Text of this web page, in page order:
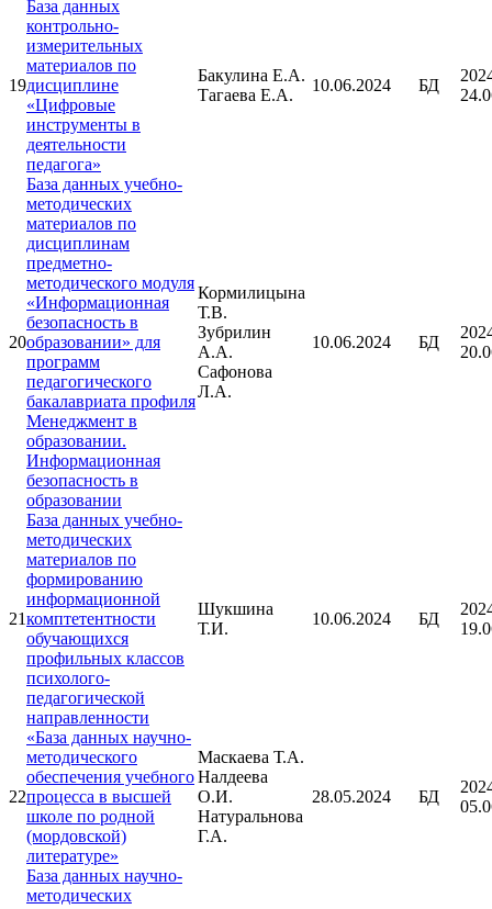
19
База данных
контрольно-
измерительных
материалов по
дисциплине
«Цифровые
инструменты в
деятельности
педагога»
Бакулина Е.А.
Тагаева Е.А.
10.06.2024 БД
20
База данных учебно-
методических
материалов по
дисциплинам
предметно-
методического модуля
«Информационная
безопасность в
образовании» для
программ
педагогического
бакалавриата профиля
Менеджмент в
образовании.
Информационная
безопасность в
образовании
Кормилицына
Т.В.
Зубрилин
А.А.
Сафонова
Л.А.
10.06.2024 БД
21
База данных учебно-
методических
материалов по
формированию
информационной
комптетентности
обучающихся
профильных классов
психолого-
педагогической
направленности
Шукшина
Т.И.
10.06.2024 БД
22
«База данных научно-
методического
обеспечения учебного
процесса в высшей
школе по родной
(мордовской)
литературе»
Маскаева Т.А.
Налдеева
О.И.
Натуральнова
Г.А.
28.05.2024 БД
База данных научно-
методических